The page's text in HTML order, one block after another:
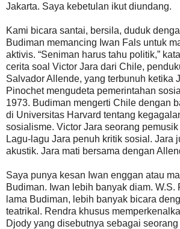
Jakarta. Saya kebetulan ikut diundang.
Kami bicara santai, bersila, duduk
Budiman memancing Iwan Fals untuk
aktivis. “Seniman harus tahu politik,”
cerita soal Victor Jara dari Chile,
Salvador Allende, yang terbunuh ketika
Pinochet mengudeta pemerintahan
1973. Budiman mengerti Chile dengan
di Universitas Harvard tentang
sosialisme. Victor Jara seorang
Lagu-lagu Jara penuh kritik sosial. Jara
akustik. Jara mati bersama dengan
Saya punya kesan Iwan enggan atau
Budiman. Iwan lebih banyak diam. W.S.
lama Budiman, lebih banyak bicara
teatrikal. Rendra khusus
Djody yang disebutnya sebagai